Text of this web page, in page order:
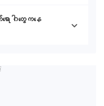
ဂါတွေကနေ